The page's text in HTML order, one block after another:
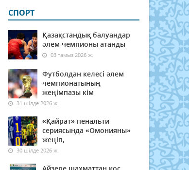
СПОРТ
Қазақстандық балуандар
әлем чемпионы атанды
03 тамыз 2026 ж.
Футболдан келесі әлем
чемпионатының
жеңімпазы кім
31 шілде 2026 ж.
«Қайрат» пенальти
сериясында «Омонияны»
жеңіп,
30 шілде 2026 ж.